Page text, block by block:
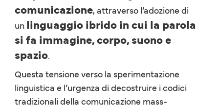
comunicazione, attraverso l’adozione di
un linguaggio ibrido in cui la parola
si fa immagine, corpo, suono e
spazio.
Questa tensione verso la sperimentazione
linguistica e l’urgenza di decostruire i codici
tradizionali della comunicazione mass-